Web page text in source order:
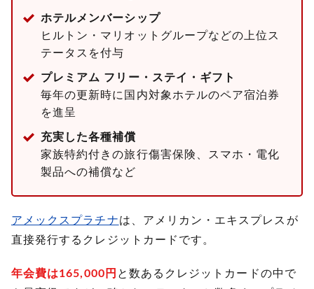
ホテルメンバーシップ
ヒルトン・マリオットグループなどの上位ス
テータスを付与
プレミアム フリー・ステイ・ギフト
毎年の更新時に国内対象ホテルのペア宿泊券
を進呈
充実した各種補償
家族特約付きの旅行傷害保険、スマホ・電化
製品への補償など
アメックスプラチナは、アメリカン・エキスプレスが
直接発行するクレジットカードです。
年会費は165,000円 と数あるクレジットカードの中で